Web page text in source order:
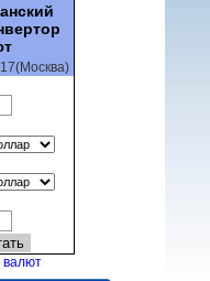
валют